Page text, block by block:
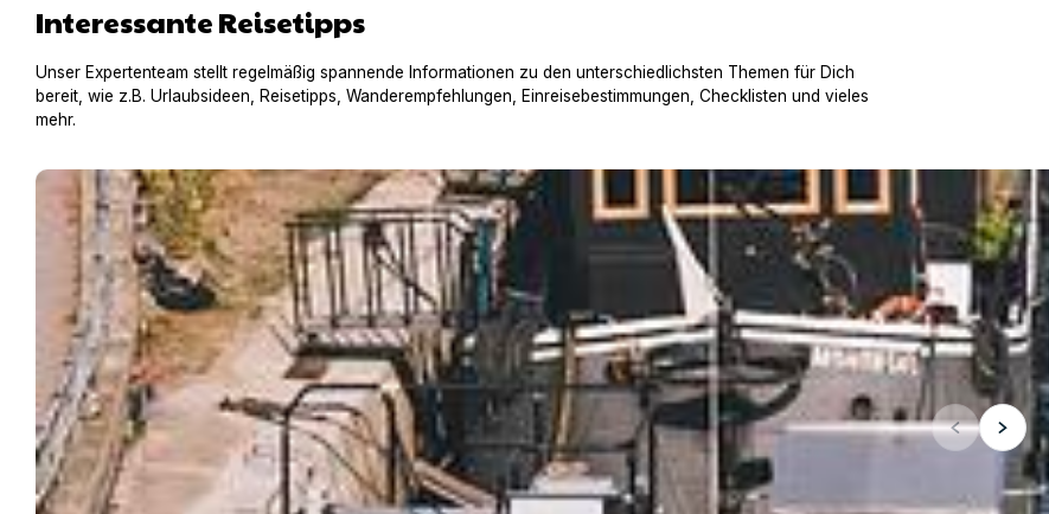
Interessante Reisetipps
Unser Expertenteam stellt regelmäßig spannende Informationen zu den unterschiedlichsten Themen für Dich
bereit, wie z.B. Urlaubsideen, Reisetipps, Wanderempfehlungen, Einreisebestimmungen, Checklisten und vieles
mehr.
Hausboot mit Hund